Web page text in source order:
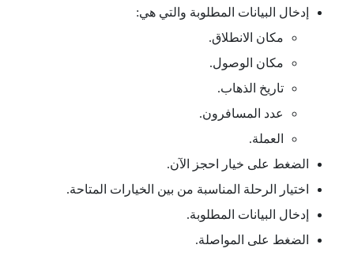
إدخال البيانات المطلوبة والتي هي:
مكان الانطلاق.
مكان الوصول.
تاريخ الذهاب.
عدد المسافرون.
العملة.
الضغط على خيار احجز الآن.
اختيار الرحلة المناسبة من بين الخيارات المتاحة.
إدخال البيانات المطلوبة.
الضغط على المواصلة.